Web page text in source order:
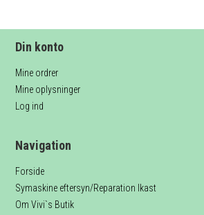
Din konto
Mine ordrer
Mine oplysninger
Log ind
Navigation
Forside
Symaskine eftersyn/Reparation Ikast
Om Vivi`s Butik